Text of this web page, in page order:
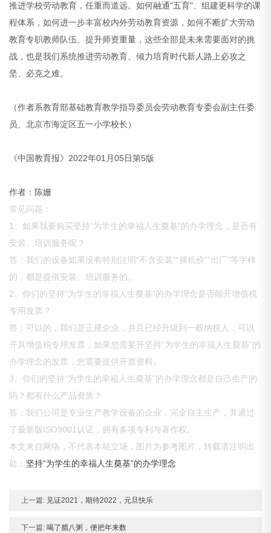
推进学校劳动教育，任重而道远。如何融通"五育"、组建更科学的课
程体系，如何进一步丰富校内外劳动教育资源，如何不断扩大劳动
教育专职教师队伍、提升师资重量，这些全部是未来需要面对的挑
战，也是我们系统推进劳动教育、倾力培育时代新人路上必攻之
坚、必克之难。
（作者系教育部基础教育教学指导委员会劳动教育专委会副主任委
员、北京市海淀区五一小学校长）
《中国教育报》2022年01月05日第5版
作者：陈姗
常见问题：
1、如果我要购买坚持“为学生的幸福人生奠基”的办学理念，是否有
安装、培训服务呢？
答：我们的设备如果没有特别注明“不含安装”“裸机价”“出厂”等字样
的，都是提供安装、培训服务的。
2、你们的坚持“为学生的幸福人生奠基”的办学理念是否能开增值税
专用发票？
答：可以的，我们是正规企业，并且已经升级到一般纳税人，可以
开具增值税专用发票，如果您需要开坚持“为学生的幸福人生奠基”的
办学理念的发票，您需要提供开票资料。
3、你们的坚持“为学生的幸福人生奠基”的办学理念都是自己生产的
吗？都有什么产品资质？
答：我们公司是专业生产教学设备的企业，完全自主生产，并通过
了最新版ISO9001认证，拥有多项专利与著作权。
本文来自网络，不代表本站立场，图片为参考图片，转载请注明出
处： 坚持“为学生的幸福人生奠基”的办学理念
上一篇: 见证2021，期待2022，元旦快乐
下一篇: 喝了腊八粥，便把年来数